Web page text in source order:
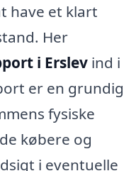
have et klart
Her
i Erslev ind i
er en grundig
fysiske
købere og
i eventuelle